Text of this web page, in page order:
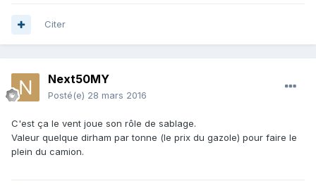
Citer
Next50MY
Posté(e) 28 mars 2016
C'est ça le vent joue son rôle de sablage.
Valeur quelque dirham par tonne (le prix du gazole) pour faire le
plein du camion.